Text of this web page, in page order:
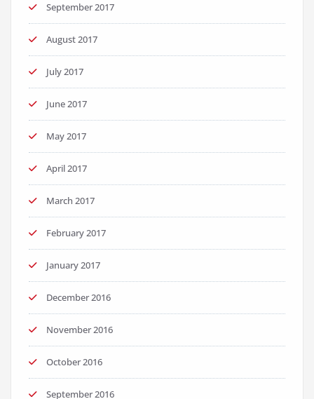
September 2017
August 2017
July 2017
June 2017
May 2017
April 2017
March 2017
February 2017
January 2017
December 2016
November 2016
October 2016
September 2016